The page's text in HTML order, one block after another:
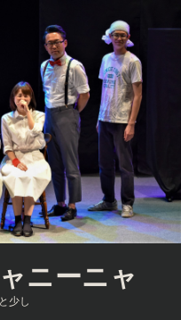
ニーニャ
少し